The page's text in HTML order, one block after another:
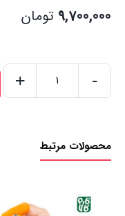
9,700,000 تومان
سبک
-
+
محصولات مرتبط